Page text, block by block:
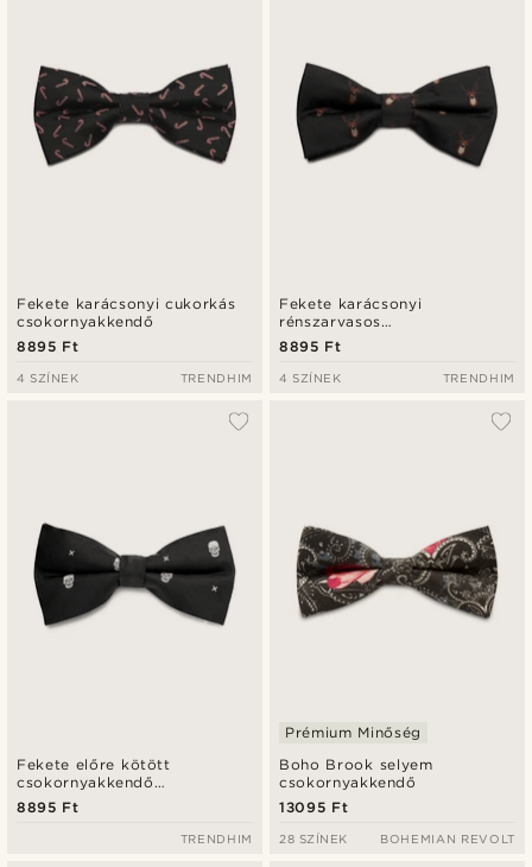
Fekete karácsonyi cukorkás
csokornyakkendő
8895 Ft
4 SZÍNEK TRENDHIM
Fekete karácsonyi
rénszarvasos
csokornyakkendő
8895 Ft
4 SZÍNEK TRENDHIM
Fekete előre kötött
csokornyakkendő
koponyákkal
8895 Ft
TRENDHIM
Boho Brook selyem
csokornyakkendő
Prémium Minőség
13095 Ft
28 SZÍNEK BOHEMIAN REVOLT